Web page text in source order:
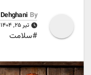
By
Dehghani
تیر ۲۵, ۱۴۰۴
#سلامت